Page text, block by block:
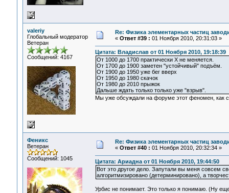
valeriy
Глобальный модератор
Ветеран
Сообщений: 4167
Re: Физика элементарных частиц
« Ответ #39 : 01 Ноября 2010, 20:31:03 »
Цитата: Владислав от 01 Ноября 2010, 19:18:39
От 1000 до 1700 практически Х не меняется.
От 1700 до 1900 заметен "устойчивый" подъём.
От 1900 до 1950 уже бег вверх
От 1950 до 1980 скачок
От 1980 до 2010 прыжок
Дальше ждать только только уже "взрыв".
Мы уже обсуждали на форуме этот феномен, как
Феникс
Ветеран
Сообщений: 1045
Re: Физика элементарных частиц
« Ответ #40 : 01 Ноября 2010, 20:32:34 »
Цитата: Ариадна от 01 Ноября 2010, 19:44:50
Вот это другое дело. Запутали вы меня совсем
алгоритмизировано (детерминировано), а
Урбис не понимает. Это только я понимаю. (Ну